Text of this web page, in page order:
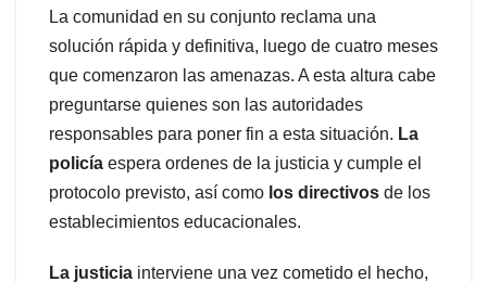
La comunidad en su conjunto reclama una
solución rápida y definitiva, luego de cuatro meses
que comenzaron las amenazas. A esta altura cabe
preguntarse quienes son las autoridades
responsables para poner fin a esta situación. La
policía espera ordenes de la justicia y cumple el
protocolo previsto, así como los directivos de los
establecimientos educacionales.
La justicia interviene una vez cometido el hecho,